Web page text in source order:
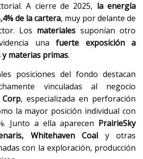
A cierre de 2025, la energía
de la cartera, muy por delante de
Los materiales suponían otro
unafuerte exposición a
materias primas.
posiciones del fondo destacan
vinculadas al negocio
, especializada en perforación
la mayor posición individual con
Junto a ella aparecen PrairieSky
Whitehaven Coal y otras
con la exploración, producción